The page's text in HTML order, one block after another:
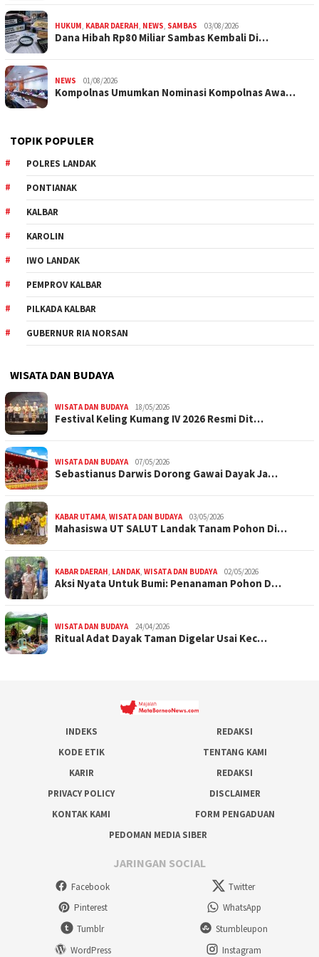
HUKUM KABAR DAERAH NEWS SAMBAS 03/08/2026
Dana Hibah Rp80 Miliar Sambas Kembali Di…
NEWS 01/08/2026
Kompolnas Umumkan Nominasi Kompolnas Awa…
TOPIK POPULER
POLRES LANDAK
PONTIANAK
KALBAR
KAROLIN
IWO LANDAK
PEMPROV KALBAR
PILKADA KALBAR
GUBERNUR RIA NORSAN
WISATA DAN BUDAYA
WISATA DAN BUDAYA 18/05/2026
Festival Keling Kumang IV 2026 Resmi Dit…
WISATA DAN BUDAYA 07/05/2026
Sebastianus Darwis Dorong Gawai Dayak Ja…
KABAR UTAMA WISATA DAN BUDAYA 03/05/2026
Mahasiswa UT SALUT Landak Tanam Pohon Di…
KABAR DAERAH LANDAK WISATA DAN BUDAYA 02/05/2026
Aksi Nyata Untuk Bumi: Penanaman Pohon D…
WISATA DAN BUDAYA 24/04/2026
Ritual Adat Dayak Taman Digelar Usai Kec…
INDEKS
REDAKSI
KODE ETIK
TENTANG KAMI
KARIR
REDAKSI
PRIVACY POLICY
DISCLAIMER
KONTAK KAMI
FORM PENGADUAN
PEDOMAN MEDIA SIBER
JARINGAN SOCIAL
Facebook
Twitter
Pinterest
WhatsApp
Tumblr
Stumbleupon
WordPress
Instagram